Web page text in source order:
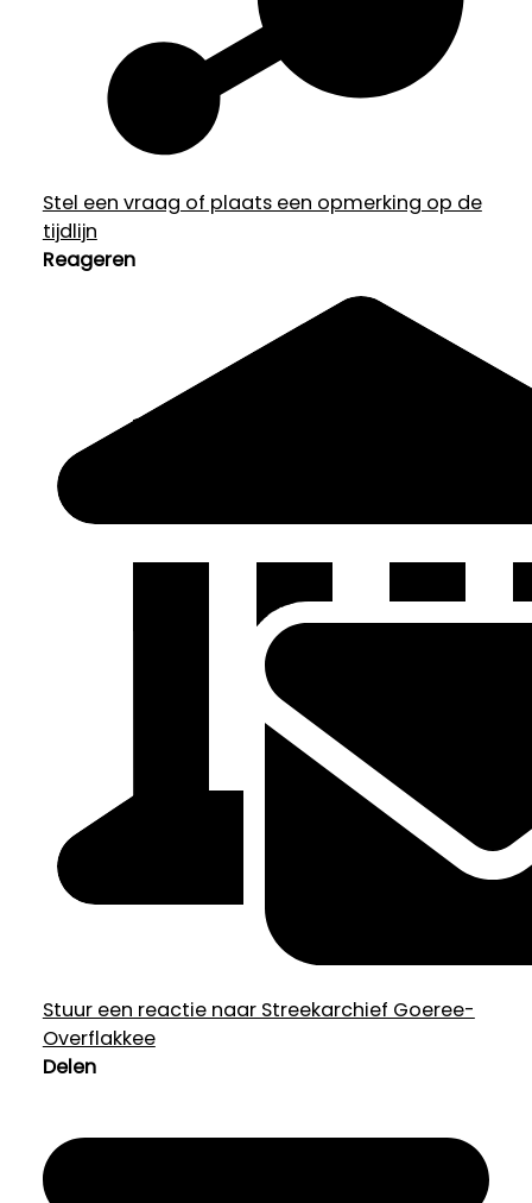
Stel een vraag of plaats een opmerking op de
tijdlijn
Reageren
Stuur een reactie naar Streekarchief Goeree-
Overflakkee
Delen